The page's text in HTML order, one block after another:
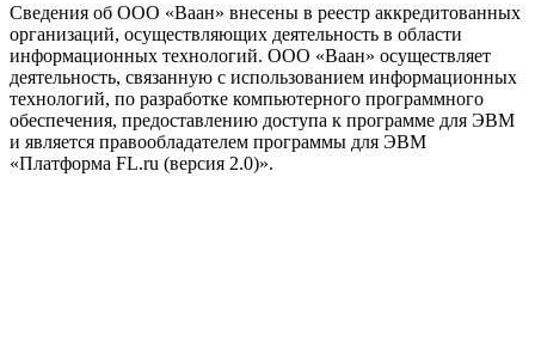
Сведения об ООО «Ваан» внесены в реестр аккредитованных
организаций, осуществляющих деятельность в области
информационных технологий. ООО «Ваан» осуществляет
деятельность, связанную с использованием информационных
технологий, по разработке компьютерного программного
обеспечения, предоставлению доступа к программе для ЭВМ
и является правообладателем программы для ЭВМ
«Платформа FL.ru (версия 2.0)».